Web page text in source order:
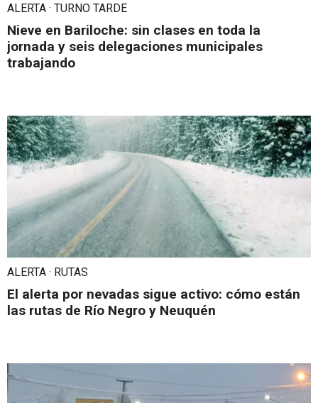
ALERTA · TURNO TARDE
Nieve en Bariloche: sin clases en toda la
jornada y seis delegaciones municipales
trabajando
ALERTA · RUTAS
El alerta por nevadas sigue activo: cómo están
las rutas de Río Negro y Neuquén